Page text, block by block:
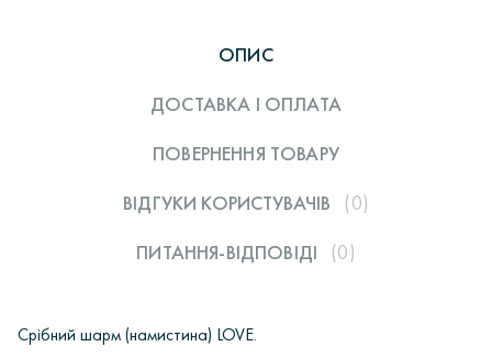
ОПИС
ДОСТАВКА І ОПЛАТА
ПОВЕРНЕННЯ ТОВАРУ
ВІДГУКИ КОРИСТУВАЧIВ
(0)
ПИТАННЯ-ВІДПОВІДІ
(0)
Срібний шарм (намистина) LOVE.